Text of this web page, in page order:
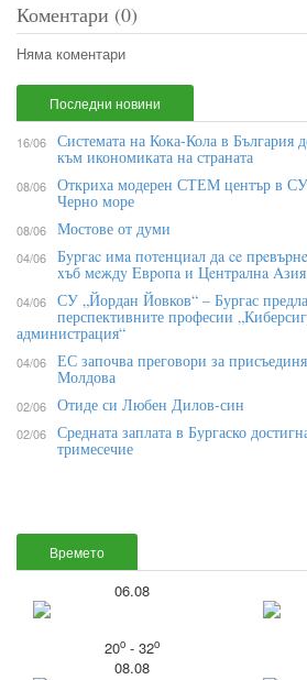
Коментари (0)
Няма коментари
Времето
06.08
20o- 32o
08.08
Последни новини
16/06 Системата на Кока-Кола в България
към икономиката на страната
08/06 Откриха модерен СТЕМ център в СУ
Черно море
08/06 Мостове от думи
04/06 Бypгac имa пoтeнциaл дa ce
xъб мeждy Eвpoпa и Цeнтpaлнa Aзия
04/06 СУ „Йордан Йовков“ – Бургас
перспективните професии
администрация“
04/06 ЕС започва преговори за
Молдова
02/06 Отиде си Любен Дилов-син
02/06 Средната заплата в Бургаско
тримесечие